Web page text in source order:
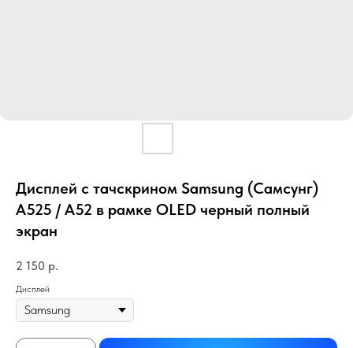
Дисплей с тачскрином Samsung (Самсунг)
A525 / A52 в рамке OLED черный полный
экран
2 150 р.
Дисплей